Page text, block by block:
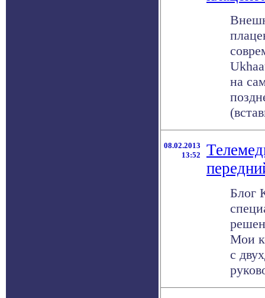
на
08.02.2013
13:52
Блог
Мои
с